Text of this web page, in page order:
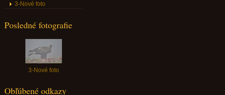
3-Nové foto
Posledné fotografie
3-Nové foto
Obľúbené odkazy